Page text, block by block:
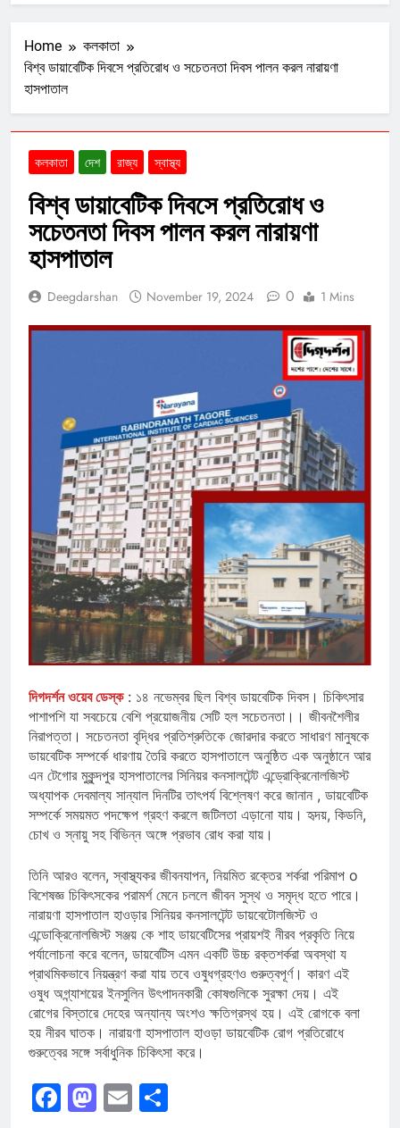
Home
কলকাতা
বিশ্ব ডায়াবেটিক দিবসে প্রতিরোধ ও সচেতনতা দিবস পালন করল নারায়ণা
হাসপাতাল
কলকাতা দেশ রাজ্য স্বাস্থ্য
বিশ্ব ডায়াবেটিক দিবসে প্রতিরোধ ও
সচেতনতা দিবস পালন করল নারায়ণা
হাসপাতাল
Deegdarshan November 19, 2024 0 1 Mins
দিগদর্শন ওয়েব ডেস্ক: ১৪ নভেম্বর ছিল বিশ্ব ডায়বেটিক দিবস। চিকিৎসার
পাশাপশি যা সবচেয়ে বেশি প্রয়োজনীয় সেটি হল সচেতনতা।। জীবনশৈলীর
নিরাপত্তা। সচেতনতা বৃদ্ধির প্রতিশ্রুতিকে জোরদার করতে সাধারণ মানুষকে
ডায়বেটিক সম্পর্কে ধারণায় তৈরি করতে হাসপাতালে অনুষ্ঠিত এক অনুষ্ঠানে আর
এন টেগোর মুকুন্দপুর হাসপাতালের সিনিয়র কনসালটেন্ট এন্ড্রোক্রিনোলজিস্ট
অধ্যাপক দেবমাল্য সান্যাল দিনটির তাৎপর্য বিশ্লেষণ করে জানান , ডায়বেটিক
সম্পর্কে সময়মত পদক্ষেপ গ্রহণ করলে জটিলতা এড়ানো যায়। হৃদয়, কিডনি,
চোখ ও স্নায়ু সহ বিভিন্ন অঙ্গে প্রভাব রোধ করা যায়।
তিনি আরও বলেন, স্বাস্থ্যকর জীবনযাপন, নিয়মিত রক্তের শর্করা পরিমাপ o
বিশেষজ্ঞ চিকিৎসকের পরামর্শ মেনে চললে জীবন সুস্থ ও সমৃদ্ধ হতে পারে।
নারায়ণা হাসপাতাল হাওড়ার সিনিয়র কনসালটেন্ট ডায়বেটোলজিস্ট ও
এন্ডোক্রিনোলজিস্ট সঞ্জয় কে শাহ ডায়বেটিসের প্রায়শই নীরব প্রকৃতি নিয়ে
পর্যালোচনা করে বলেন, ডায়বেটিস এমন একটি উচ্চ রক্তশর্করা অবস্থা য
প্রাথমিকভাবে নিয়ন্ত্রণ করা যায় তবে ওষুধগ্রহণও গুরুত্বপূর্ণ। কারণ এই
ওষুধ অগ্ন্যাশয়ের ইনসুলিন উৎপাদনকারী কোষগুলিকে সুরক্ষা দেয়। এই
রোগের বিস্তারে দেহের অন্যান্য অংশও ক্ষতিগ্রস্থ হয়। এই রোগকে বলা
হয় নীরব ঘাতক। নারায়ণা হাসপাতাল হাওড়া ডায়বেটিক রোগ প্রতিরোধে
গুরুত্বের সঙ্গে সর্বাধুনিক চিকিৎসা করে।
Facebook
Mastodon
Email